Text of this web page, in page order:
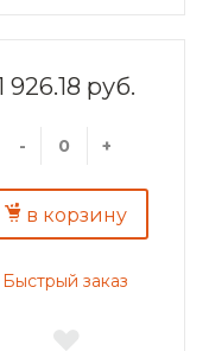
926.18 руб.
- +
в корзину
Быстрый заказ